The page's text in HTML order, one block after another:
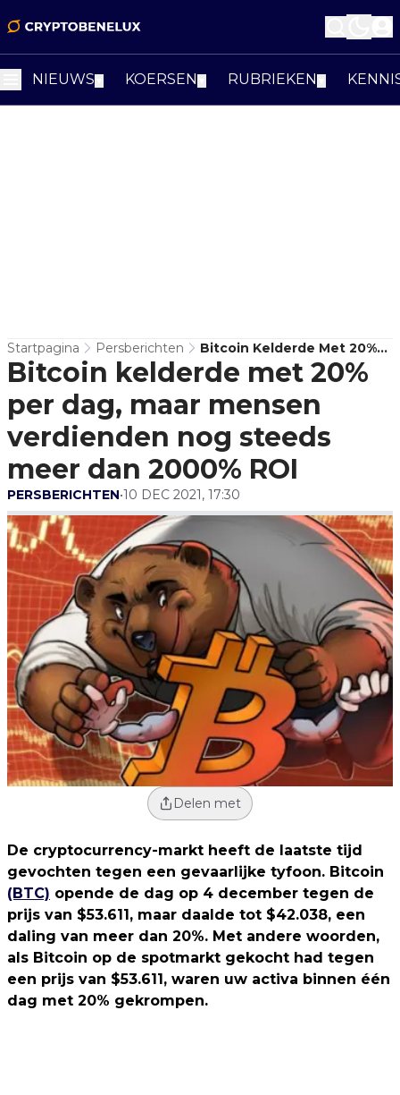
NIEUWS KOERSEN RUBRIEKEN
Startpagina Persberichten
Bitcoin Kelderde Met 20%
Per Dag, Maar Mensen
Verdienden Nog Steeds
Meer Dan 2000% ROI
Bitcoin kelderde met 20%
per dag, maar mensen
verdienden nog steeds
meer dan 2000% ROI
PERSBERICHTEN•10 DEC 2021, 17:30
Delen met
De cryptocurrency-markt heeft de laatste tijd
gevochten tegen een gevaarlijke tyfoon. Bitcoin
(BTC) opende de dag op 4 december tegen de
prijs van $53.611, maar daalde tot $42.038, een
daling van meer dan 20%. Met andere woorden,
als Bitcoin op de spotmarkt gekocht had tegen
een prijs van $53.611, waren uw activa binnen één
dag met 20% gekrompen.